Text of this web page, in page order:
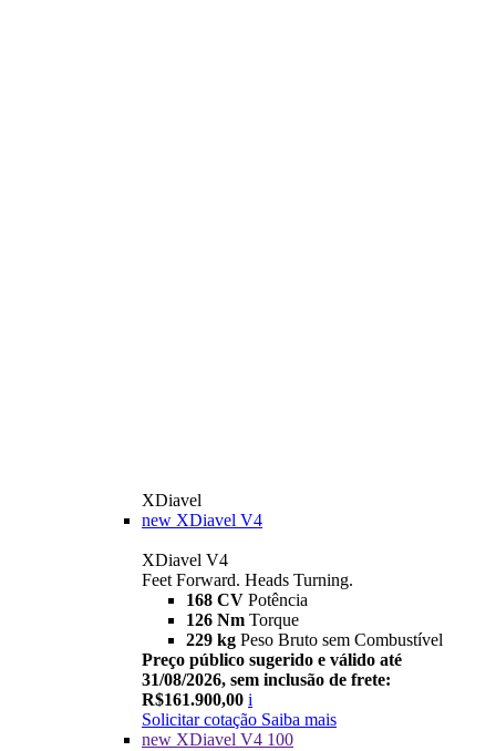
XDiavel
new XDiavel V4
XDiavel V4
Feet Forward. Heads Turning.
168 CV Potência
126 Nm Torque
229 kg Peso Bruto sem Combustível
Preço público sugerido e válido até
31/08/2026, sem inclusão de frete:
R$161.900,00 i
Solicitar cotação Saiba mais
new XDiavel V4 100